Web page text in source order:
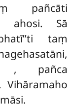
pañcāti
ahosi. Sā
taṃ
, pañca
Vihāramaho